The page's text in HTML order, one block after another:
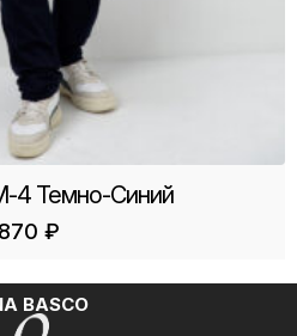
4 Темно-Синий
870 ₽
BASCO